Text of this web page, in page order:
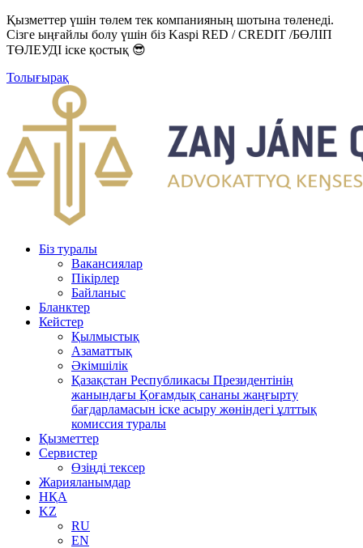
Қызметтер үшін төлем тек компанияның шотына төленеді.
Сізге ыңғайлы болу үшін біз Kaspi RED / CREDIT /БӨЛІП
ТӨЛЕУДІ іске қостық 😎
Толығырақ
Біз туралы
Вакансиялар
Пікірлер
Байланыс
Бланктер
Кейстер
Қылмыстық
Азаматтық
Әкімшілік
Қазақстан Республикасы Президентінің
жанындағы Қоғамдық сананы жаңғырту
бағдарламасын іске асыру жөніндегі ұлттық
комиссия туралы
Қызметтер
Сервистер
Өзіңді тексер
Жарияланымдар
НҚА
KZ
RU
EN